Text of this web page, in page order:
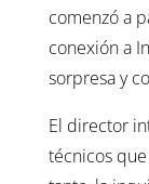
comenzó a
conexión a
sorpresa y
El director
técnicos